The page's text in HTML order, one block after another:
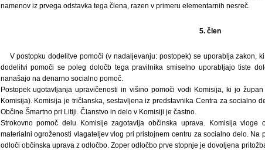
namenov iz prvega odstavka tega člena, razen v primeru elementarnih nesreč.
5. člen
V postopku dodelitve pomoči (v nadaljevanju: postopek) se uporablja zakon,
dodelitvi pomoči se poleg določb tega pravilnika smiselno uporabljajo tiste
nanašajo na denarno socialno pomoč.
Postopek ugotavljanja upravičenosti in višino pomoči vodi Komisija, ki jo
Komisija). Komisija je tričlanska, sestavljena iz predstavnika Centra za socialno
Občine Šmartno pri Litiji. Članstvo in delo v Komisiji je častno.
Strokovno pomoč delu Komisije zagotavlja občinska uprava. Komisija vloge
materialni ogroženosti vlagateljev vlog pri pristojnem centru za socialno delo.
odloči občinska uprava z odločbo. Zoper odločbo prve stopnje je dovoljena